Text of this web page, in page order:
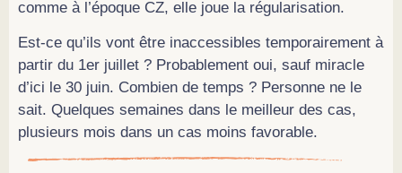
comme à l’époque CZ, elle joue la régularisation.
Est-ce qu’ils vont être inaccessibles temporairement à
partir du 1er juillet ? Probablement oui, sauf miracle
d’ici le 30 juin. Combien de temps ? Personne ne le
sait. Quelques semaines dans le meilleur des cas,
plusieurs mois dans un cas moins favorable.